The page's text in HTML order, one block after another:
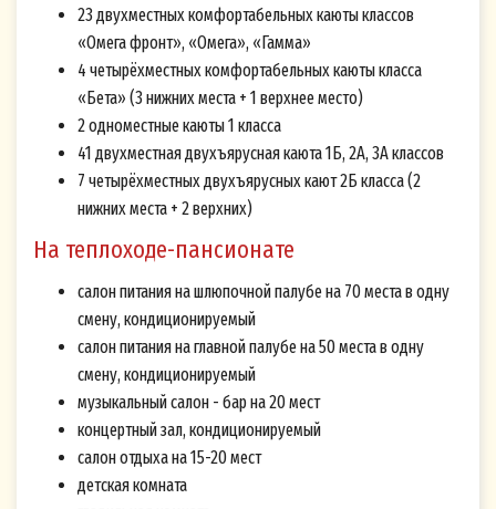
23 двухместных комфортабельных каюты классов
«Омега фронт», «Омега», «Гамма»
4 четырёхместных комфортабельных каюты класса
«Бета» (3 нижних места + 1 верхнее место)
2 одноместные каюты 1 класса
41 двухместная двухъярусная каюта 1Б, 2А, 3А классов
7 четырёхместных двухъярусных кают 2Б класса (2
нижних места + 2 верхних)
На теплоходе-пансионате
салон питания на шлюпочной палубе на 70 места в одну
смену, кондиционируемый
салон питания на главной палубе на 50 места в одну
смену, кондиционируемый
музыкальный салон - бар на 20 мест
концертный зал, кондиционируемый
салон отдыха на 15-20 мест
детская комната